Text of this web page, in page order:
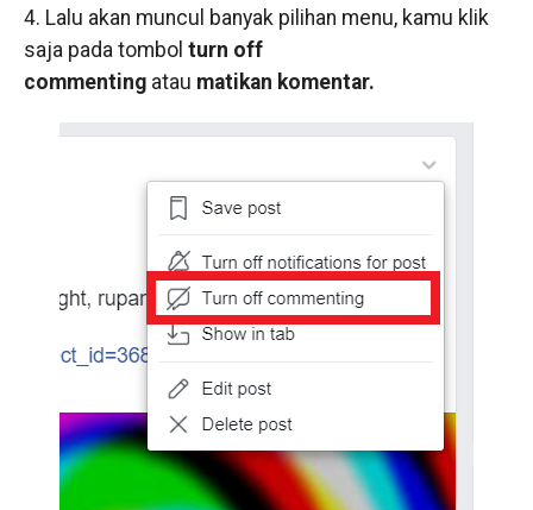
4. Lalu akan muncul banyak pilihan menu, kamu klik
saja pada tombol turn off
commenting atau matikan komentar.